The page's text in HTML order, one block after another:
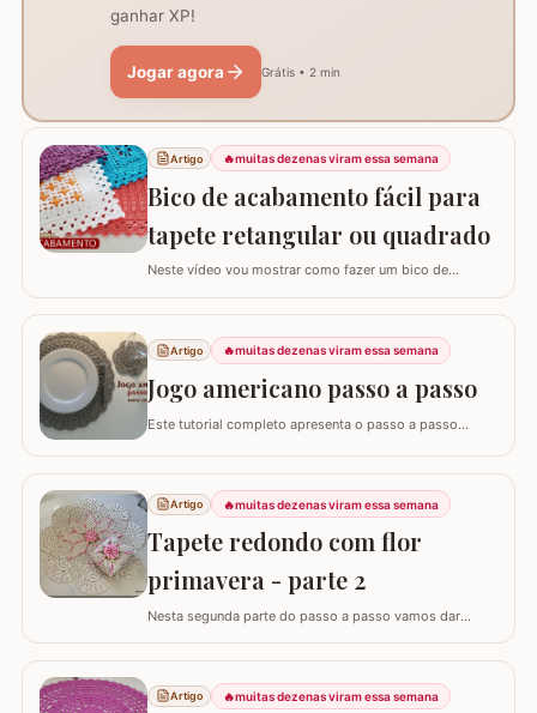
ganhar XP!
Jogar agora Grátis • 2 min
Artigo 🔥muitas dezenas viram essa semana
Bico de acabamento fácil para
tapete retangular ou quadrado
Neste vídeo vou mostrar como fazer um bico de
retangular ou quadrado. Fiz o bico de acabamento em 4
modelos de tapete com tamanhos e larguras diferentes
e assim consigo explicar algumas formas fáceis de
adaptar para outros tamanhos. No vídeo utilizei…
Artigo 🔥muitas dezenas viram essa semana
Jogo americano passo a passo
Este tutorial completo apresenta o passo a passo
praticidade e elegância na mesa posta. Este guia para
iniciantes foi desenvolvido para que você consiga criar
uma peça firme, bonita e com excelente…
Artigo 🔥muitas dezenas viram essa semana
Tapete redondo com flor
primavera - parte 2
Nesta segunda parte do passo a passo vamos dar
pronto... PARTE 1 - TAPETE REDONDO COM FLOR
PRIMAVERA PASSO A PASSO PARTE 1 PARTE 3 - TAPETE
REDONDO COM FLOR PRIMAVERA PASSO A PASSO
Artigo 🔥muitas dezenas viram essa semana